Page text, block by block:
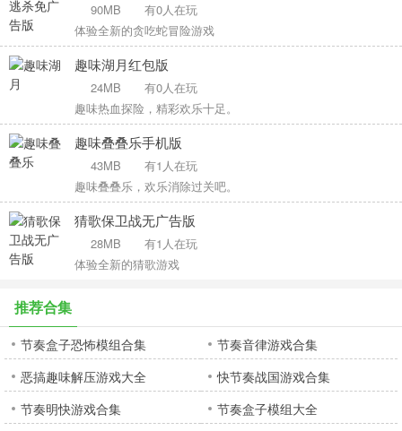
90MB
有0人在玩
体验全新的贪吃蛇冒险游戏
趣味湖月红包版
24MB
有0人在玩
趣味热血探险，精彩欢乐十足。
趣味叠叠乐手机版
43MB
有1人在玩
趣味叠叠乐，欢乐消除过关吧。
猜歌保卫战无广告版
28MB
有1人在玩
体验全新的猜歌游戏
推荐合集
节奏盒子恐怖模组合集
节奏音律游戏合集
恶搞趣味解压游戏大全
快节奏战国游戏合集
节奏明快游戏合集
节奏盒子模组大全